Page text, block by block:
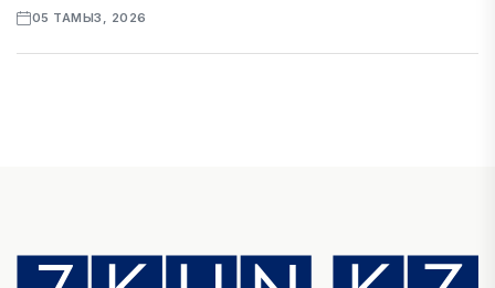
05 ТАМЫЗ, 2026
БИЗНЕС